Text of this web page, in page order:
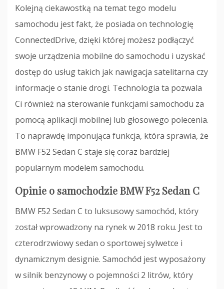
Kolejną ciekawostką na temat tego modelu
samochodu jest fakt, że posiada on technologię
ConnectedDrive, dzięki której możesz podłączyć
swoje urządzenia mobilne do samochodu i uzyskać
dostęp do usług takich jak nawigacja satelitarna czy
informacje o stanie drogi. Technologia ta pozwala
Ci również na sterowanie funkcjami samochodu za
pomocą aplikacji mobilnej lub głosowego polecenia.
To naprawdę imponująca funkcja, która sprawia, że
BMW F52 Sedan C staje się coraz bardziej
popularnym modelem samochodu.
Opinie o samochodzie BMW F52 Sedan C
BMW F52 Sedan C to luksusowy samochód, który
został wprowadzony na rynek w 2018 roku. Jest to
czterodrzwiowy sedan o sportowej sylwetce i
dynamicznym designie. Samochód jest wyposażony
w silnik benzynowy o pojemności 2 litrów, który